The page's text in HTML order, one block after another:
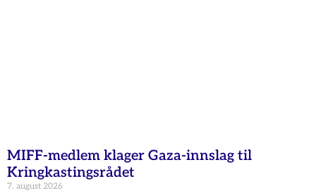
MIFF-medlem klager Gaza-innslag til
Kringkastingsrådet
7. august 2026